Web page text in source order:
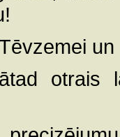
otrais